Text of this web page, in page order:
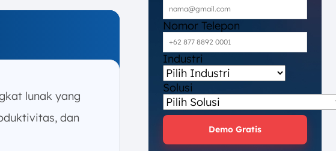
lunak yang
dan
Nomor Telepon
Industri
Solusi
Demo Gratis